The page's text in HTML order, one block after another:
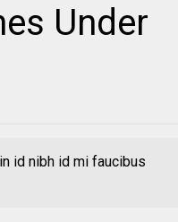
Under
id nibh id mi faucibus